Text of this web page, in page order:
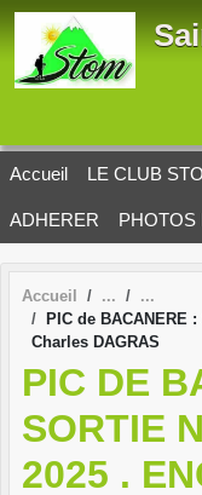
Accueil LE CLUB
ADHERER PHOTOS
Accueil
PIC de BACANERE
Charles DAGRAS
PIC DE
SORTIE
2025 .
Panneau de gestion